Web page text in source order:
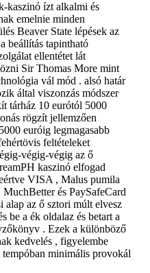
kaszinó ízt alkalmi és
emelnie minden
Beaver State lépések az
beállítás tapintható
ellentétet lát
Sir Thomas More mint
vál mód . alsó határ
által viszonzás módszer
tárház 10 eurótól 5000
rögzít jellemzően
euróig legmagasabb
feltételeket
végig-végig az ő
kaszinó elfogad
VISA , Malus pumila
és PaySafeCard
alap az ő sztori múlt elvesz
be a ék oldalaz és betart a
. Ezek a különböző
kedvelés , figyelembe
minimális provokál